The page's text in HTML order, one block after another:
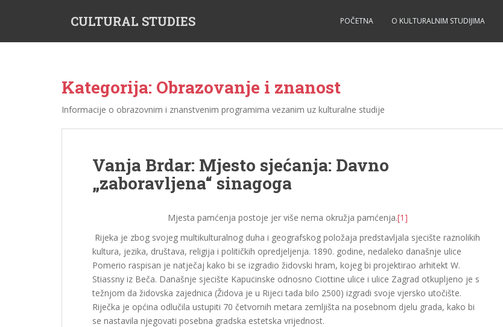
CULTURAL STUDIES POČETNA O KULTURALNIM STUDIJIMA
Kategorija: Obrazovanje i znanost
Informacije o obrazovnim i znanstvenim programima vezanim uz kulturalne studije
Vanja Brdar: Mjesto sjećanja: Davno
„zaboravljena“ sinagoga
Mjesta pamćenja postoje jer više nema okružja pamćenja.[1]
Rijeka je zbog svojeg multikulturalnog duha i geografskog položaja predstavljala sjecište raznolikih
kultura, jezika, društava, religija i političkih opredjeljenja. 1890. godine, nedaleko današnje ulice
Pomerio raspisan je natječaj kako bi se izgradio židovski hram, kojeg bi projektirao arhitekt W.
Stiassny iz Beča. Današnje sjecište Kapucinske odnosno Ciottine ulice i ulice Zagrad otkupljeno je s
težnjom da židovska zajednica (Židova je u Rijeci tada bilo 2500) izgradi svoje vjersko utočište.
Riječka je općina odlučila ustupiti 70 četvornih metara zemljišta na posebnom djelu grada, kako bi
se nastavila njegovati posebna gradska estetska vrijednost.